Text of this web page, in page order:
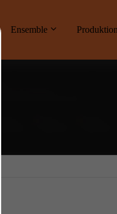
About us
Ensemble